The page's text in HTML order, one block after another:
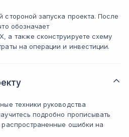
стороной запуска проекта. После
обозначает
а также сконструируете схему
на операции и инвестиции.
техники руководства
подробно прописывать
распространенные ошибки на